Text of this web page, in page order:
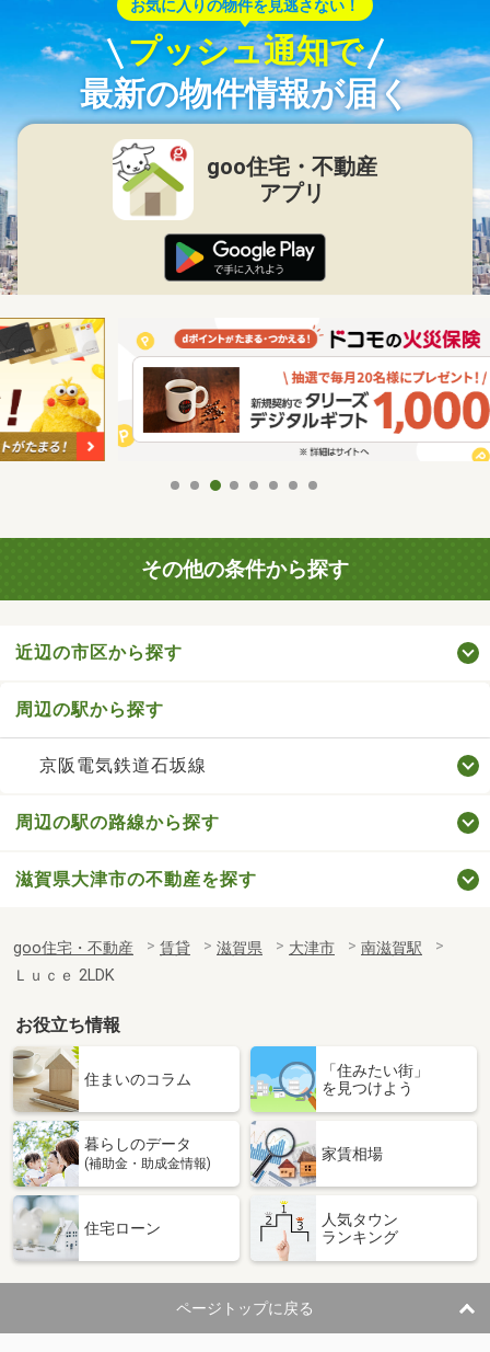
お気に入りの物件を見逃さない！
プッシュ通知で
最新の物件情報が届く
goo住宅・不動産
アプリ
その他の条件から探す
近辺の市区から探す
周辺の駅から探す
京阪電気鉄道石坂線
周辺の駅の路線から探す
滋賀県大津市の不動産を探す
goo住宅・不動産 賃貸 滋賀県 大津市
南滋賀駅
Ｌｕｃｅ 2LDK
お役立ち情報
住まいのコラム
「住みたい街」
を見つけよう
暮らしのデータ
(補助金・助成金情報)
家賃相場
住宅ローン
人気タウン
ランキング
ページトップに戻る